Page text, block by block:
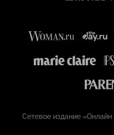
Сетевое издание